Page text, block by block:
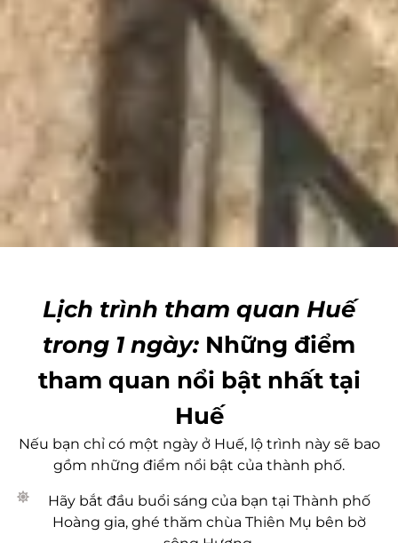
Lịch trình tham quan Huế
trong 1 ngày: Những điểm
tham quan nổi bật nhất tại
Huế
Nếu bạn chỉ có một ngày ở Huế, lộ trình này sẽ bao
gồm những điểm nổi bật của thành phố.
Hãy bắt đầu buổi sáng của bạn tại Thành phố
Hoàng gia, ghé thăm chùa Thiên Mụ bên bờ